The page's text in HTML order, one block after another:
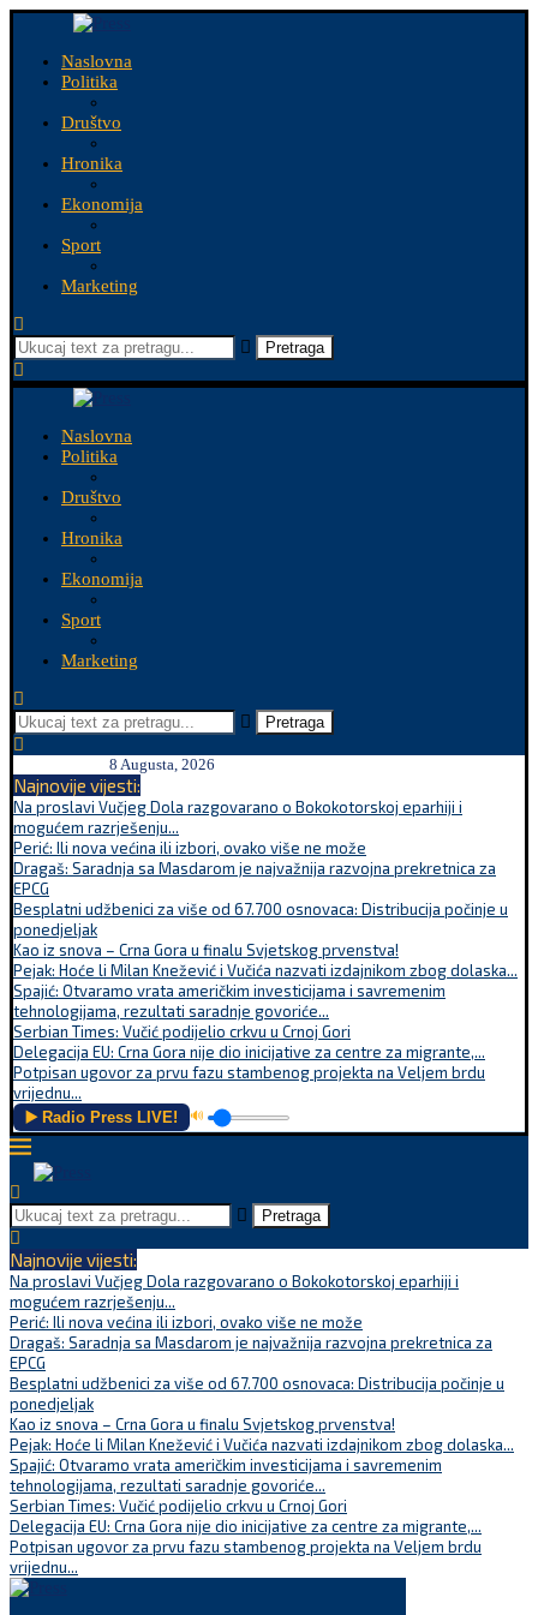
Naslovna
Politika
Društvo
Hronika
Ekonomija
Sport
Marketing
Pretraga
Naslovna
Politika
Društvo
Hronika
Ekonomija
Sport
Marketing
Pretraga
8 Augusta, 2026
Najnovije vijesti:
Na proslavi Vučjeg Dola razgovarano o Bokokotorskoj eparhiji i
mogućem razrješenju...
Perić: Ili nova većina ili izbori, ovako više ne može
Dragaš: Saradnja sa Masdarom je najvažnija razvojna prekretnica za
EPCG
Besplatni udžbenici za više od 67.700 osnovaca: Distribucija počinje u
ponedjeljak
Kao iz snova – Crna Gora u finalu Svjetskog prvenstva!
Pejak: Hoće li Milan Knežević i Vučića nazvati izdajnikom zbog dolaska...
Spajić: Otvaramo vrata američkim investicijama i savremenim
tehnologijama, rezultati saradnje govoriće...
Serbian Times: Vučić podijelio crkvu u Crnoj Gori
Delegacija EU: Crna Gora nije dio inicijative za centre za migrante,...
Potpisan ugovor za prvu fazu stambenog projekta na Veljem brdu
vrijednu...
▶️ Radio Press LIVE! 🔊
Pretraga
Najnovije vijesti:
Na proslavi Vučjeg Dola razgovarano o Bokokotorskoj eparhiji i
mogućem razrješenju...
Perić: Ili nova većina ili izbori, ovako više ne može
Dragaš: Saradnja sa Masdarom je najvažnija razvojna prekretnica za
EPCG
Besplatni udžbenici za više od 67.700 osnovaca: Distribucija počinje u
ponedjeljak
Kao iz snova – Crna Gora u finalu Svjetskog prvenstva!
Pejak: Hoće li Milan Knežević i Vučića nazvati izdajnikom zbog dolaska...
Spajić: Otvaramo vrata američkim investicijama i savremenim
tehnologijama, rezultati saradnje govoriće...
Serbian Times: Vučić podijelio crkvu u Crnoj Gori
Delegacija EU: Crna Gora nije dio inicijative za centre za migrante,...
Potpisan ugovor za prvu fazu stambenog projekta na Veljem brdu
vrijednu...